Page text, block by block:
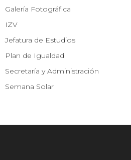
Galería Fotográfica
IZV
Jefatura de Estudios
Plan de Igualdad
Secretaría y Administración
Semana Solar